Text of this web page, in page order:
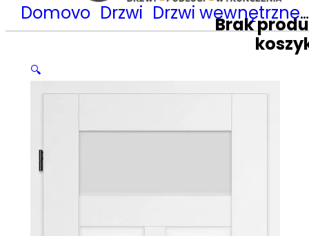
Brak
Domovo Drzwi Drzwi wewnętrzne
🔍